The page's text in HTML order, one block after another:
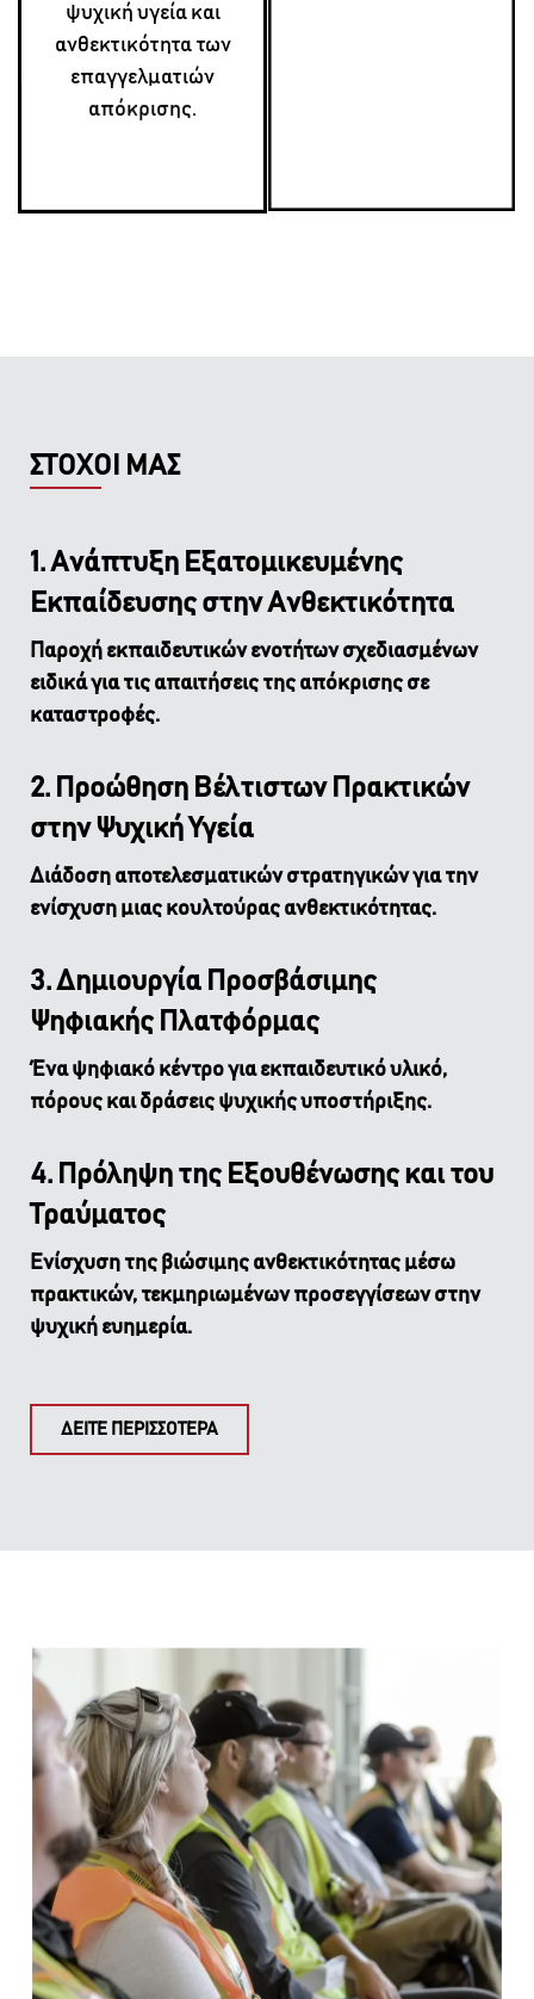
ψυχική υγεία και
ανθεκτικότητα των
επαγγελματιών
απόκρισης.
ΣΤΟΧΟΙ ΜΑΣ
1. Ανάπτυξη Εξατομικευμένης
Εκπαίδευσης στην Ανθεκτικότητα
Παροχή εκπαιδευτικών ενοτήτων σχεδιασμένων
ειδικά για τις απαιτήσεις της απόκρισης σε
καταστροφές.
2. Προώθηση Βέλτιστων Πρακτικών
στην Ψυχική Υγεία
Διάδοση αποτελεσματικών στρατηγικών για την
ενίσχυση μιας κουλτούρας ανθεκτικότητας.
3. Δημιουργία Προσβάσιμης
Ψηφιακής Πλατφόρμας
Ένα ψηφιακό κέντρο για εκπαιδευτικό υλικό,
πόρους και δράσεις ψυχικής υποστήριξης.
4. Πρόληψη της Εξουθένωσης και του
Τραύματος
Ενίσχυση της βιώσιμης ανθεκτικότητας μέσω
πρακτικών, τεκμηριωμένων προσεγγίσεων στην
ψυχική ευημερία.
ΔΕΙΤΕ ΠΕΡΙΣΣΟΤΕΡΑ